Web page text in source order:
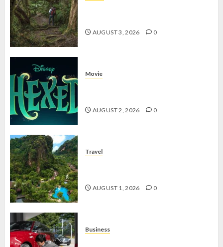
AUGUST 3, 2026 0
Movie
AUGUST 2, 2026 0
Travel
AUGUST 1, 2026 0
Business